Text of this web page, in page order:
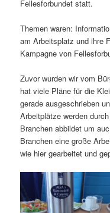
Fellesforbundet statt.
Themen waren:
am Arbeitsplatz und ihre
Kampagne von
Zuvor wurden wir vom
hat viele Pläne für die
gerade ausgeschrieben
Arbeitplätze werden
Branchen abbildet um
Branchen eine große
wie hier gearbeitet und